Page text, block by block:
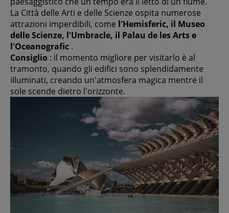
La Città delle Arti e delle Scienze ospita numerose
attrazioni imperdibili, come l'Hemisferic, il Museo
delle Scienze, l'Umbracle, il Palau de les Arts e
l'Oceanografic .
Consiglio : il momento migliore per visitarlo è al
tramonto, quando gli edifici sono splendidamente
illuminati, creando un'atmosfera magica mentre il
sole scende dietro l'orizzonte.